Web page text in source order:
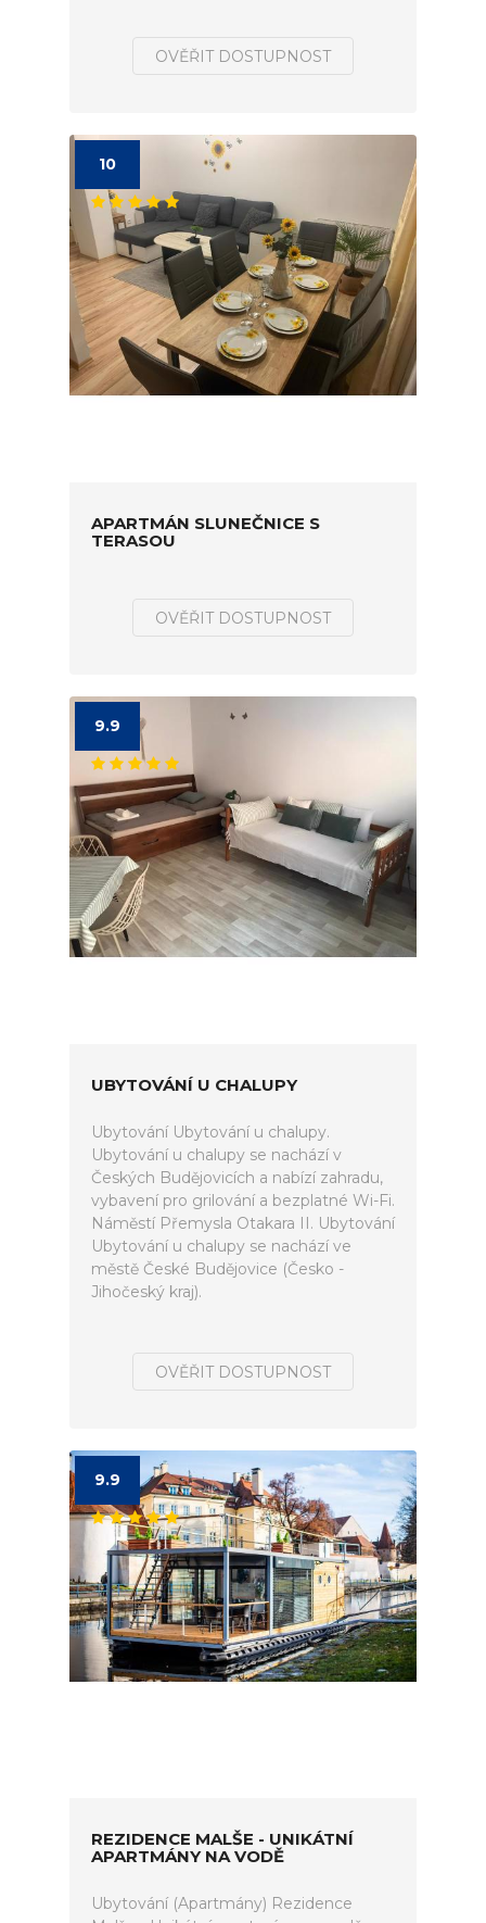
OVĚŘIT DOSTUPNOST
10
APARTMÁN SLUNEČNICE S
TERASOU
OVĚŘIT DOSTUPNOST
9.9
UBYTOVÁNÍ U CHALUPY
Ubytování Ubytování u chalupy.
Ubytování u chalupy se nachází v
Českých Budějovicích a nabízí zahradu,
vybavení pro grilování a bezplatné Wi-Fi.
Náměstí Přemysla Otakara II. Ubytování
Ubytování u chalupy se nachází ve
městě České Budějovice (Česko -
Jihočeský kraj).
OVĚŘIT DOSTUPNOST
9.9
REZIDENCE MALŠE - UNIKÁTNÍ
APARTMÁNY NA VODĚ
Ubytování (Apartmány) Rezidence